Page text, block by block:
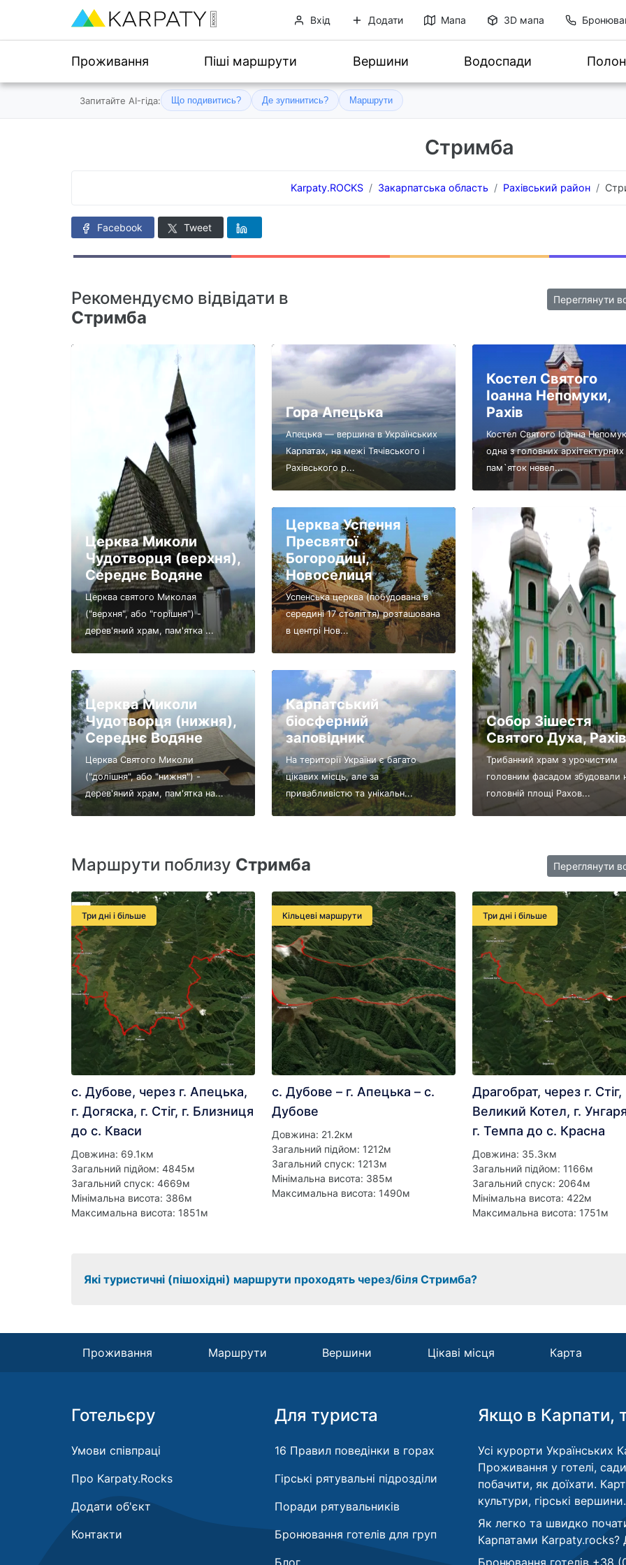
Вхід Додати Мапа 3D мапа
Проживання Піші маршрути Вершини Водоспади
Запитайте AI-гіда: Що подивитись? Де зупинитись? Маршрути
Стримба
Karpaty.ROCKS Закарпатська область Рахівський район
Facebook Tweet
Рекомендуємо відвідати в
Стримба
Переглянути
Церква Миколи
Чудотворця (верхня),
Середнє Водяне
Церква святого Миколая
("верхня", або "горішня") -
дерев'яний храм, пам'ятка ...
Церква Миколи
Чудотворця (нижня),
Середнє Водяне
Церква Святого Миколи
("долішня", або "нижня") -
дерев'яний храм, пам'ятка на...
Гора Апецька
Апецька — вершина в Українських
Карпатах, на межі Тячівського і
Рахівського р...
Церква Успення
Пресвятої
Богородиці,
Новоселиця
Успенська церква (побудована в
середині 17 століття) розташована
в центрі Нов...
Карпатський
біосферний
заповідник
На території України є багато
цікавих місць, але за
привабливістю та унікальн...
Костел Святого
Іоанна Непомуки,
Рахів
Костел Святого Іоанна
одна з головних архітектурних
пам`яток невел...
Собор Зішестя
Святого Духа, Рахів
Трибанний храм з урочистим
головним фасадом збудовали
головній площі Рахов...
Маршрути поблизу Стримба Переглянути
Три дні і більше
с. Дубове, через г. Апецька,
г. Догяска, г. Стіг, г. Близниця
до с. Кваси
Довжина: 69.1км
Загальний підйом: 4845м
Загальний спуск: 4669м
Мінімальна висота: 386м
Максимальна висота: 1851м
Кільцеві маршрути
с. Дубове – г. Апецька – с.
Дубове
Довжина: 21.2км
Загальний підйом: 1212м
Загальний спуск: 1213м
Мінімальна висота: 385м
Максимальна висота: 1490м
Три дні і більше
Драгобрат, через г. Стіг,
Великий Котел, г.
г. Темпа до с. Красна
Довжина: 35.3км
Загальний підйом: 1166м
Загальний спуск: 2064м
Мінімальна висота: 422м
Максимальна висота: 1751м
Які туристичні (пішохідні) маршрути проходять через/біля Стримба?
Проживання Маршрути Вершини Цікаві місця Карта
Готельєру
Умови співпраці
Про Karpaty.Rocks
Додати об'єкт
Контакти
Для туриста
16 Правил поведінки в горах
Гірські рятувальні підрозділи
Поради рятувальників
Бронювання готелів для груп
Якщо в Карпати,
Усі курорти Українських
Проживання у готелі,
побачити, як доїхати.
культури, гірські вершини.
Як легко та швидко
Карпатами Karpaty.rocks?